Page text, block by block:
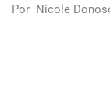
Por Nicole